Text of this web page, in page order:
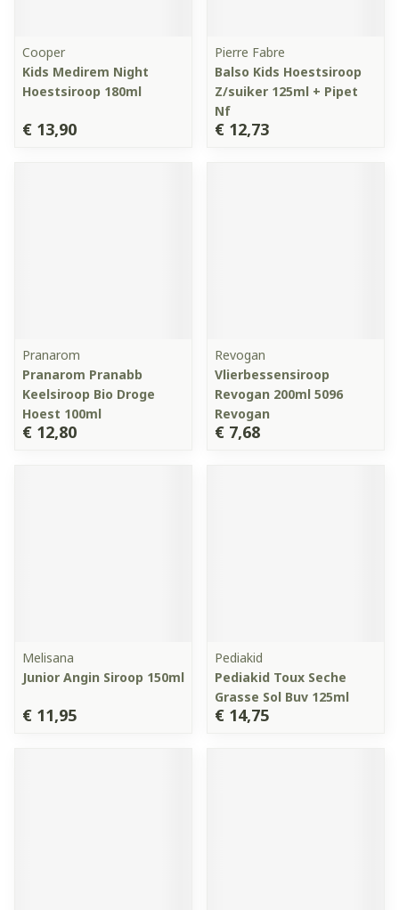
Cooper
Kids Medirem Night
Hoestsiroop 180ml
€ 13,90
Pierre Fabre
Balso Kids Hoestsiroop
Z/suiker 125ml + Pipet
Nf
€ 12,73
Pranarom
Pranarom Pranabb
Keelsiroop Bio Droge
Hoest 100ml
€ 12,80
Revogan
Vlierbessensiroop
Revogan 200ml 5096
Revogan
€ 7,68
Melisana
Junior Angin Siroop 150ml
€ 11,95
Pediakid
Pediakid Toux Seche
Grasse Sol Buv 125ml
€ 14,75